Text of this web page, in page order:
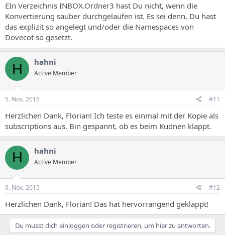
EIn Verzeichnis INBOX.Ordner3 hast Du nicht, wenn die
Konvertierung sauber durchgelaufen ist. Es sei denn, Du hast
das explizit so angelegt und/oder die Namespaces von
Dovecot so gesetzt.
H hahni
Active Member
5. Nov. 2015 #11
Herzlichen Dank, Florian! Ich teste es einmal mit der Kopie als
subscriptions aus. Bin gespannt, ob es beim Kudnen klappt.
H hahni
Active Member
9. Nov. 2015 #12
Herzlichen Dank, Florian! Das hat hervorrangend geklappt!
Du musst dich einloggen oder registrieren, um hier zu antworten.